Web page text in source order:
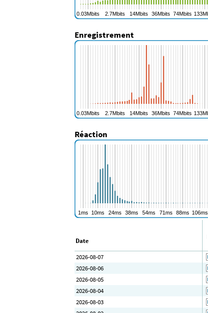
Enregistrement
Réaction
Date
2026-08-07
2026-08-06
2026-08-05
2026-08-04
2026-08-03